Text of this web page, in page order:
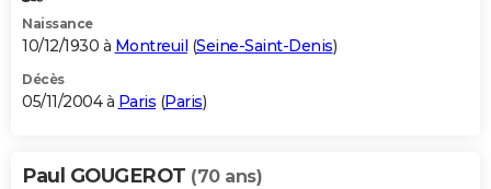
Naissance
10/12/1930 à Montreuil (Seine-Saint-Denis)
Décès
05/11/2004 à Paris (Paris)
Paul GOUGEROT (70 ans)